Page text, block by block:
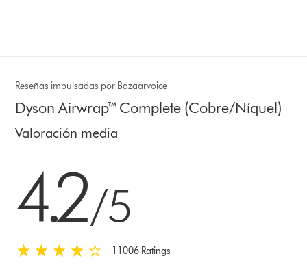
Reseñas impulsadas por Bazaarvoice
Dyson Airwrap™ Complete (Cobre/Níquel)
Valoración media
4.2/5
11006 Ratings